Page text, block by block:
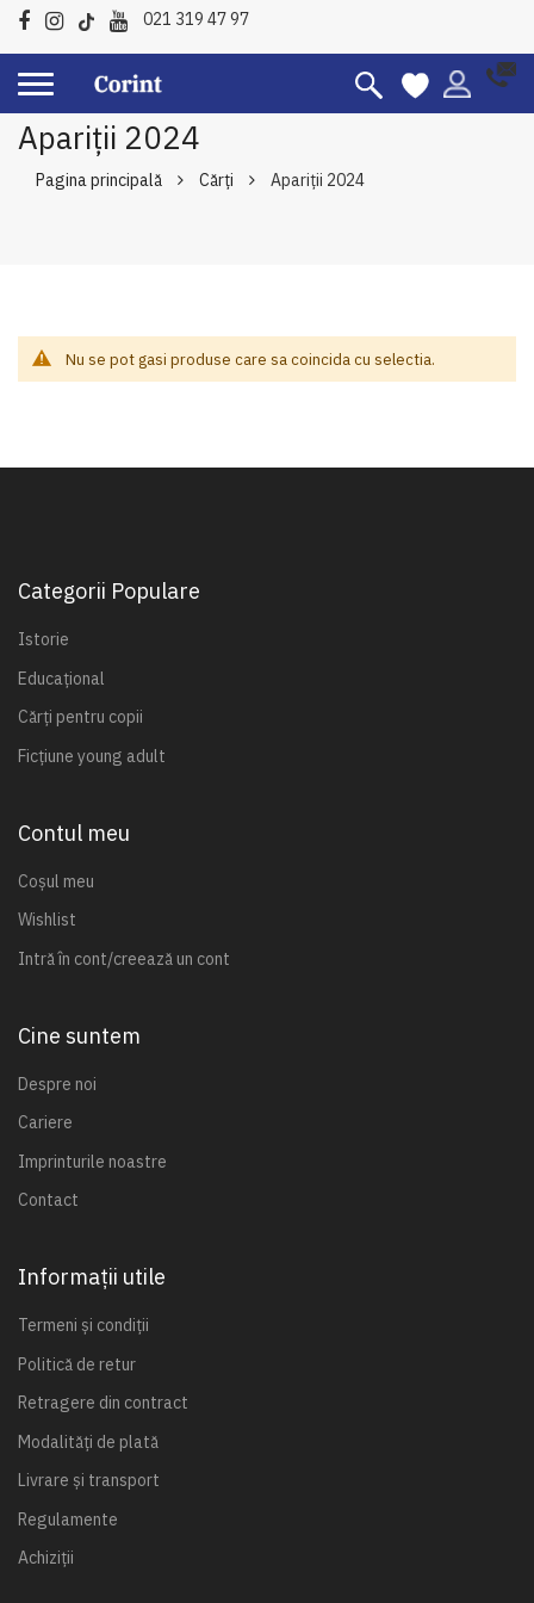
021 319 47 97
Apariții 2024
Pagina principală Cărți Apariții 2024
Nu se pot gasi produse care sa coincida cu selectia.
Categorii Populare
Istorie
Educațional
Cărți pentru copii
Ficțiune young adult
Contul meu
Coșul meu
Wishlist
Intră în cont/creează un cont
Cine suntem
Despre noi
Cariere
Imprinturile noastre
Contact
Informații utile
Termeni și condiții
Politică de retur
Retragere din contract
Modalități de plată
Livrare și transport
Regulamente
Achiziții